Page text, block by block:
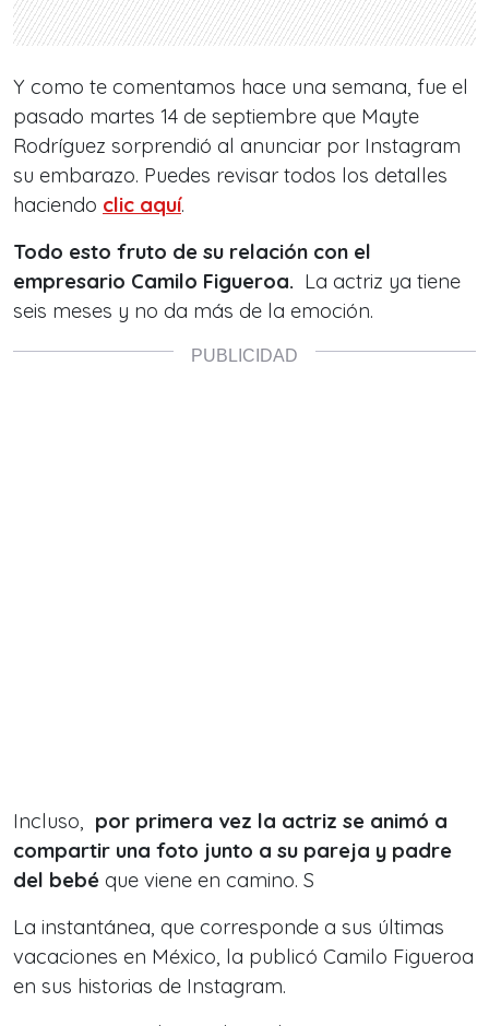
Y como te comentamos hace una semana, fue el
pasado martes 14 de septiembre que Mayte
Rodríguez sorprendió al anunciar por Instagram
su embarazo. Puedes revisar todos los detalles
haciendo clic aquí.
Todo esto fruto de su relación con el
empresario Camilo Figueroa. La actriz ya tiene
seis meses y no da más de la emoción.
Incluso, por primera vez la actriz se animó a
compartir una foto junto a su pareja y padre
del bebé que viene en camino. S
La instantánea, que corresponde a sus últimas
vacaciones en México, la publicó Camilo Figueroa
en sus historias de Instagram.